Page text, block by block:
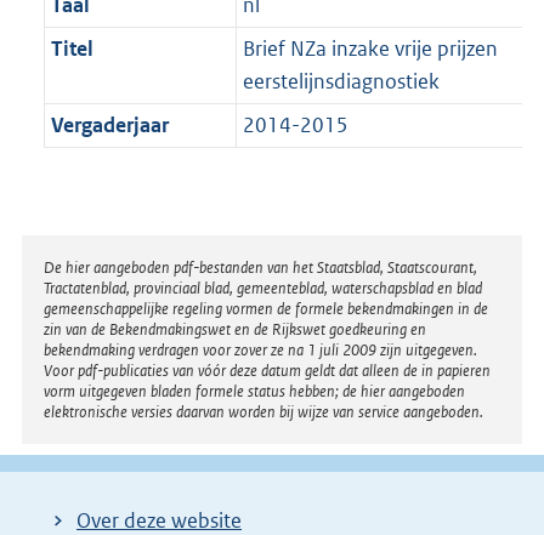
Taal
nl
Titel
Brief NZa inzake vrije prijzen
eerstelijnsdiagnostiek
Vergaderjaar
2014-2015
Disclaimer
De hier aangeboden pdf-bestanden van het Staatsblad, Staatscourant,
Tractatenblad, provinciaal blad, gemeenteblad, waterschapsblad en blad
gemeenschappelijke regeling vormen de formele bekendmakingen in de
zin van de Bekendmakingswet en de Rijkswet goedkeuring en
bekendmaking verdragen voor zover ze na 1 juli 2009 zijn uitgegeven.
Voor pdf-publicaties van vóór deze datum geldt dat alleen de in papieren
vorm uitgegeven bladen formele status hebben; de hier aangeboden
elektronische versies daarvan worden bij wijze van service aangeboden.
Over deze website